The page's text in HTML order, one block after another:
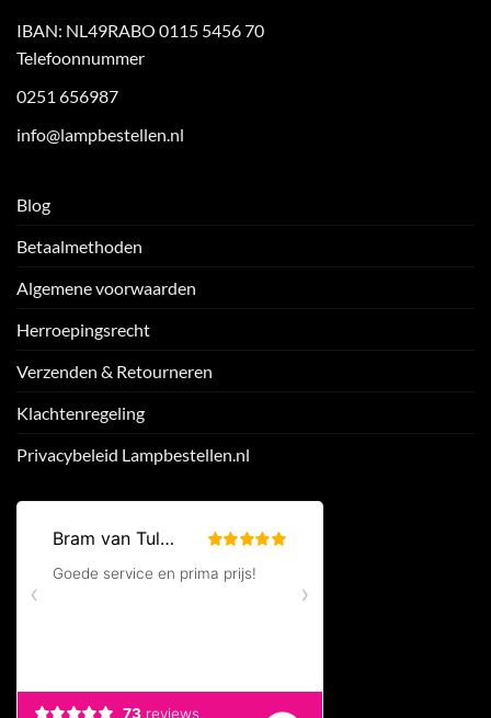
IBAN: NL49RABO 0115 5456 70
Telefoonnummer
0251 656987
info@lampbestellen.nl
Blog
Betaalmethoden
Algemene voorwaarden
Herroepingsrecht
Verzenden & Retourneren
Klachtenregeling
Privacybeleid Lampbestellen.nl